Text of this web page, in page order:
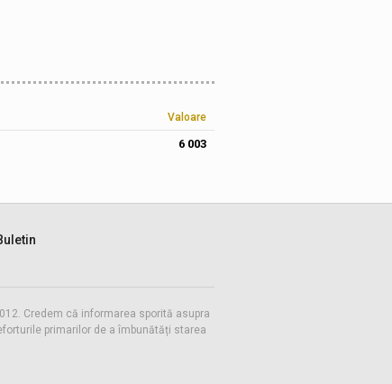
Valoare
6 003
Credem că informarea sporită asupra
primarilor de a îmbunătăți starea